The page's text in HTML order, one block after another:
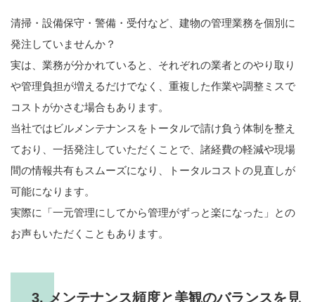
清掃・設備保守・警備・受付など、建物の管理業務を個別に
発注していませんか？
実は、業務が分かれていると、それぞれの業者とのやり取り
や管理負担が増えるだけでなく、重複した作業や調整ミスで
コストがかさむ場合もあります。
当社ではビルメンテナンスをトータルで請け負う体制を整え
ており、一括発注していただくことで、諸経費の軽減や現場
間の情報共有もスムーズになり、トータルコストの見直しが
可能になります。
実際に「一元管理にしてから管理がずっと楽になった」との
お声もいただくこともあります。
3. メンテナンス頻度と美観のバランスを見